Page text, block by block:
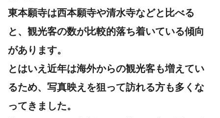
東本願寺は西本願寺や清水寺などと比べる
と、観光客の数が比較的落ち着いている傾向
があります。
とはいえ近年は海外からの観光客も増えてい
るため、写真映えを狙って訪れる方も多くな
ってきました。